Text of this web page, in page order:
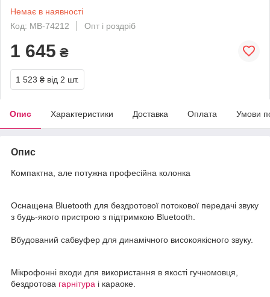
Немає в наявності
Код: MB-74212
Опт і роздріб
1 645 ₴
1 523 ₴ від 2 шт.
Опис Характеристики Доставка Оплата Умови
Опис
Компактна, але потужна професійна колонка
Оснащена Bluetooth для бездротової потокової передачі звуку
з будь-якого пристрою з підтримкою Bluetooth.
Вбудований сабвуфер для динамічного високоякісного звуку.
Мікрофонні входи для використання в якості гучномовця,
бездротова гарнітура і караоке.